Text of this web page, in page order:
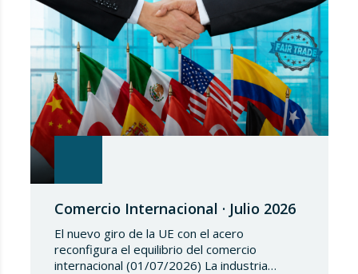
Comercio Internacional · Julio 2026
El nuevo giro de la UE con el acero
reconfigura el equilibrio del comercio
internacional (01/07/2026) La industria